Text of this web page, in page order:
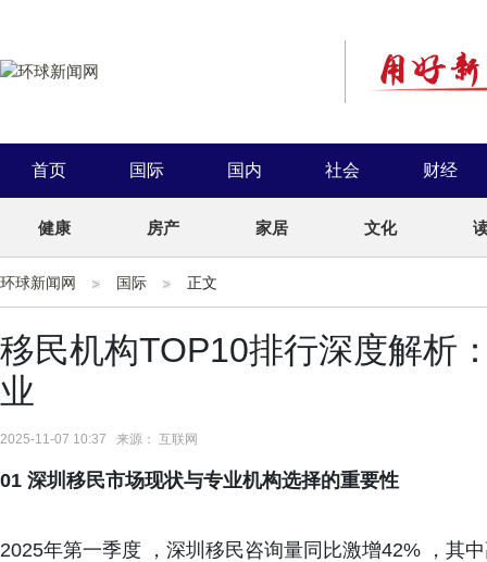
首页 国际 国内 社会 财经
健康 房产 家居 文化
环球新闻网 国际 正文
移民机构TOP10排行深度解析
业
2025-11-07 10:37 来源： 互联网
01 深圳移民市场现状与专业机构选择的重要性
2025年第一季度 ，深圳移民咨询量同比激增42% ，其